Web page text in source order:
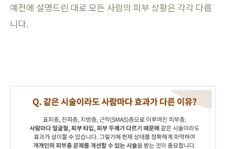
예전에 설명드린 대로 모든 사람의 피부 상황은 각각 다릅
니다.